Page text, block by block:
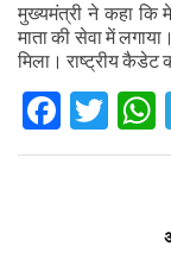
मुख्यमंत्री ने कहा कि
माता की सेवा में
मिला। राष्ट्रीय कैडेट